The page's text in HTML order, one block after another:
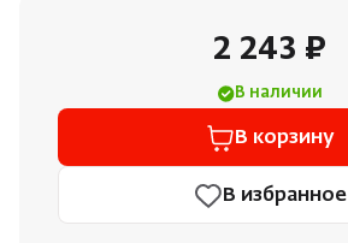
Инфракрасные сауны
Лёдогенераторы
2 243 ₽
В наличии
В корзину
В избранное